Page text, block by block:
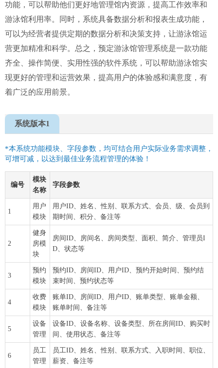
功能，可以帮助他们更好地管理馆内资源，提高工作效率和
游泳馆利用率。同时，系统具备数据分析和报表生成功能，
可以为经营者提供定期的数据分析和决策支持，让游泳馆运
营更加精准和科学。总之，预定游泳馆管理系统是一款功能
齐全、操作简便、实用性强的软件系统，可以帮助游泳馆实
现更好的管理和运营效果，提高用户的体验感和满意度，有
着广泛的应用前景。
系统版本1
*本系统功能模块、字段参数，均可结合用户实际业务需求调整，
可增可减，以达到最佳业务流程管理的体验！
编号
模块
名称
字段参数
1
用户
模块
用户ID、姓名、性别、联系方式、会员、级、会员到
期时间、积分、备注等
2
健身
房模
块
房间ID、房间名、房间类型、面积、简介、管理员I
D、状态等
3
预约
模块
预约ID、房间ID、用户ID、预约开始时间、预约结
束时间、预约状态等
4
收费
模块
账单ID、房间ID、用户ID、账单类型、账单金额、
账单时间、备注等
5
设备
管理
设备ID、设备名称、设备类型、所在房间ID、购买时
间、使用状态、备注等
6
员工
管理
员工ID、姓名、性别、联系方式、入职时间、职位、
薪资、备注等